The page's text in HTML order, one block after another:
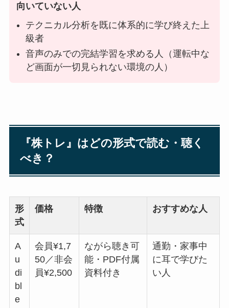
向いていない人
テクニカル分析を既に体系的に学び終えた上
級者
音声のみでの完結学習を求める人（運転中な
ど画面が一切見られない環境の人）
『株トレ』はどの形式で読む・聴く
べき？
形
式
価格 特徴 おすすめな人
A
u
di
bl
e
会員¥1,7
50／非会
員¥2,500
ながら聴き可
能・PDF付属
資料付き
通勤・家事中
に耳で学びた
い人